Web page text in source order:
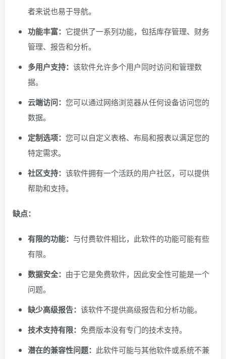
者来说也易于导航。
功能丰富： 它提供了一系列功能，包括库存管理、财务
管理、报告和分析。
多用户支持： 该软件允许多个用户同时访问和管理数
据。
云端访问： 您可以通过网络浏览器从任何设备访问您的
数据。
定制选项： 您可以自定义表格、布局和报表以满足您的
特定需求。
社区支持： 该软件拥有一个活跃的用户社区，可以提供
帮助和支持。
缺点：
有限的功能： 与付费软件相比，此软件的功能可能有些
有限。
数据安全： 由于它是免费软件，因此安全性可能是一个
问题。
缺少高级报告： 该软件不提供高级报告和分析功能。
技术支持有限： 免费版本没有专门的技术支持。
潜在的兼容性问题： 此软件可能与其他软件或系统不兼